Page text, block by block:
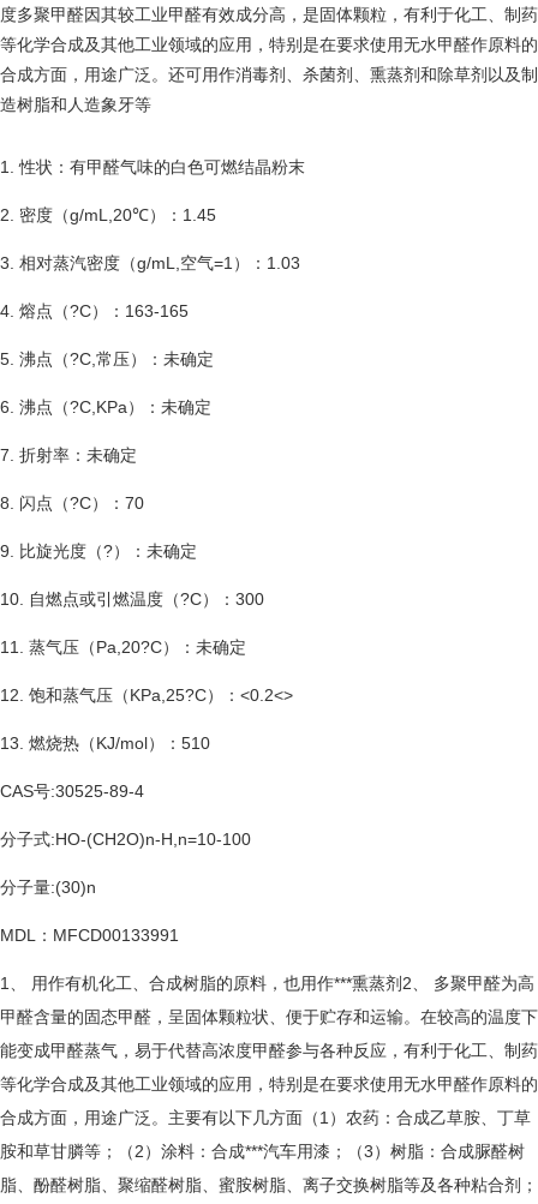
度多聚甲醛因其较工业甲醛有效成分高，是固体颗粒，有利于化工、制药
等化学合成及其他工业领域的应用，特别是在要求使用无水甲醛作原料的
合成方面，用途广泛。还可用作消毒剂、 杀菌剂、熏蒸剂和除草剂以及制
造树脂和人造象牙等
1. 性状：有甲醛气味的白色可燃结晶粉末
2. 密度（g/mL,20℃）：1.45
3. 相对蒸汽密度（g/mL,空气=1）：1.03
4. 熔点（?C）：163-165
5. 沸点（?C,常压）：未确定
6. 沸点（?C,KPa）：未确定
7. 折射率：未确定
8. 闪点（?C）：70
9. 比旋光度（?）：未确定
10. 自燃点或引燃温度（?C）：300
11. 蒸气压（Pa,20?C）：未确定
12. 饱和蒸气压（KPa,25?C）：<0.2<>
13. 燃烧热（KJ/mol）：510
CAS号:30525-89-4
分子式:HO-(CH2O)n-H,n=10-100
分子量:(30)n
MDL：MFCD00133991
1、 用作有机化工、合成树脂的原料，也用作***熏蒸剂2、 多聚甲醛为高
甲醛含量的固态甲醛，呈固体颗粒状、便于贮存和运输。在较高的温度下
能变成甲醛蒸气，易于代替高浓度甲醛参与各种反应，有利于化工、制药
等化学合成及其他工业领域的应用，特别是在要求使用无水甲醛作原料的
合成方面，用途广泛。主要有以下几方面（1）农药：合成乙草胺、丁草
胺和草甘膦等；（2）涂料：合成***汽车用漆；（3）树脂：合成脲醛树
脂 、酚醛树脂、聚缩醛树脂、蜜胺树脂、离子交换树脂等及各种粘合剂；